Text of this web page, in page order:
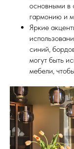
основными в
гармонию и
Яркие
синий,
могут быть
мебели,